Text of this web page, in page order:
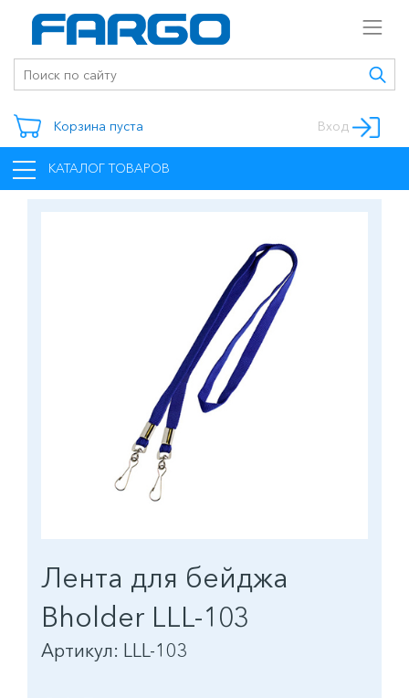
Корзина пуста Вход
КАТАЛОГ ТОВАРОВ
Лента для бейджа
Bholder LLL-103
Артикул: LLL-103